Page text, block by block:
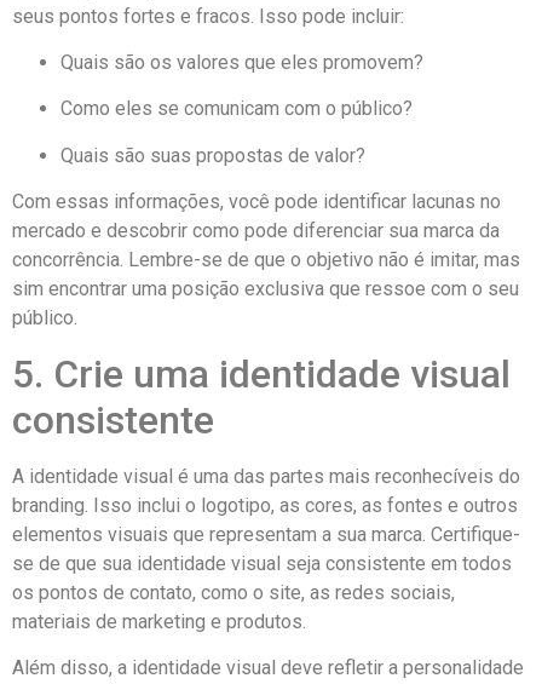
seus pontos fortes e fracos. Isso pode incluir:
Quais são os valores que eles promovem?
Como eles se comunicam com o público?
Quais são suas propostas de valor?
Com essas informações, você pode identificar lacunas no
mercado e descobrir como pode diferenciar sua marca da
concorrência. Lembre-se de que o objetivo não é imitar, mas
sim encontrar uma posição exclusiva que ressoe com o seu
público.
5. Crie uma identidade visual
consistente
A identidade visual é uma das partes mais reconhecíveis do
branding. Isso inclui o logotipo, as cores, as fontes e outros
elementos visuais que representam a sua marca. Certifique-
se de que sua identidade visual seja consistente em todos
os pontos de contato, como o site, as redes sociais,
materiais de marketing e produtos.
Além disso, a identidade visual deve refletir a personalidade